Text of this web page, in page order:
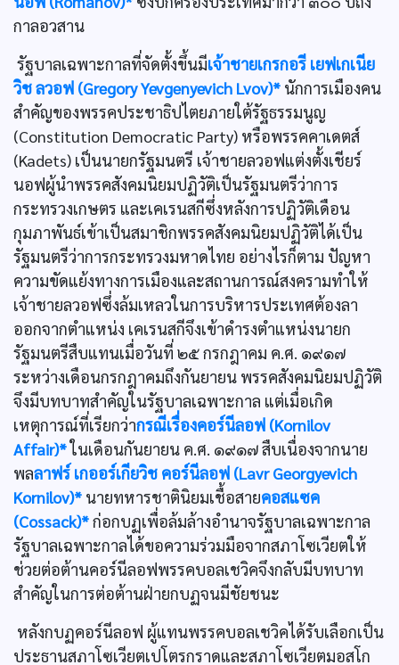
กาลอวสาน
รัฐบาลเฉพาะกาลที่จัดตั้งขึ้นมีเจ้าชายเกรกอรี เยฟเกเนีย
วิช ลวอฟ (Gregory Yevgenyevich Lvov)* นักการเมืองคน
สำคัญของพรรคประชาธิปไตยภายใต้รัฐธรรมนูญ
(Constitution Democratic Party) หรือพรรคคาเดตส์
(Kadets) เป็นนายกรัฐมนตรี เจ้าชายลวอฟแต่งตั้งเชียร์
นอฟผู้นำพรรคสังคมนิยมปฏิวัติเป็นรัฐมนตรีว่าการ
กระทรวงเกษตร และเคเรนสกีซึ่งหลังการปฏิวัติเดือน
กุมภาพันธ์เข้าเป็นสมาชิกพรรคสังคมนิยมปฏิวัติได้เป็น
รัฐมนตรีว่าการกระทรวงมหาดไทย อย่างไรก็ตาม ปัญหา
ความขัดแย้งทางการเมืองและสถานการณ์สงครามทำให้
เจ้าชายลวอฟซึ่งล้มเหลวในการบริหารประเทศต้องลา
ออกจากตำแหน่ง เคเรนสกีจึงเข้าดำรงตำแหน่งนายก
รัฐมนตรีสืบแทนเมื่อวันที่ ๒๕ กรกฎาคม ค.ศ. ๑๙๑๗
ระหว่างเดือนกรกฎาคมถึงกันยายน พรรคสังคมนิยมปฏิวัติ
จึงมีบทบาทสำคัญในรัฐบาลเฉพาะกาล แต่เมื่อเกิด
เหตุการณ์ที่เรียกว่ากรณีเรื่องคอร์นีลอฟ (Kornilov
Affair)*ในเดือนกันยายน ค.ศ. ๑๙๑๗ สืบเนื่องจากนาย
พลลาฟร์ เกออร์เกียวิช คอร์นีลอฟ (Lavr Georgyevich
Kornilov)* นายทหารชาตินิยมเชื้อสายคอสแซค
(Cossack)*ก่อกบฏเพื่อล้มล้างอำนาจรัฐบาลเฉพาะกาล
รัฐบาลเฉพาะกาลได้ขอความร่วมมือจากสภาโซเวียตให้
ช่วยต่อต้านคอร์นีลอฟพรรคบอลเชวิคจึงกลับมีบทบาท
สำคัญในการต่อต้านฝ่ายกบฏจนมีชัยชนะ
หลังกบฏคอร์นีลอฟ ผู้แทนพรรคบอลเชวิคได้รับเลือกเป็น
ประธานสภาโซเวียตเปโตรกราดและสภาโซเวียตมอสโก